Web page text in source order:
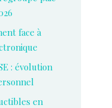
face à
: évolution
en